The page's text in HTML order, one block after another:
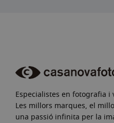
Especialistes en fotografia i
Les millors marques, el
una passió infinita per la